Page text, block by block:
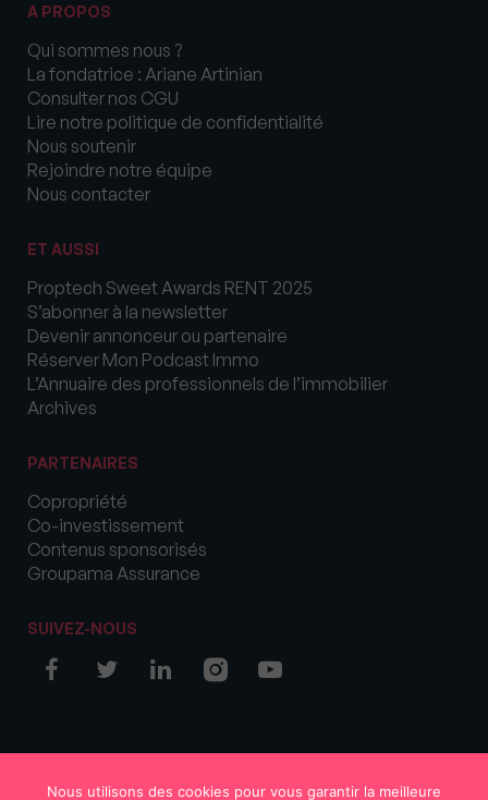
A PROPOS
Qui sommes nous ?
La fondatrice : Ariane Artinian
Consulter nos CGU
Lire notre politique de confidentialité
Nous soutenir
Rejoindre notre équipe
Nous contacter
ET AUSSI
Proptech Sweet Awards RENT 2025
S’abonner à la newsletter
Devenir annonceur ou partenaire
Réserver Mon Podcast Immo
L’Annuaire des professionnels de l’immobilier
Archives
PARTENAIRES
Copropriété
Co-investissement
Contenus sponsorisés
Groupama Assurance
SUIVEZ-NOUS
Nous utilisons des cookies pour vous garantir la meilleure